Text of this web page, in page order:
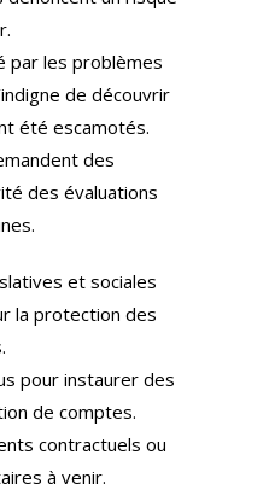
par les problèmes
de découvrir
été escamotés.
des
des évaluations
et sociales
la protection des
pour instaurer des
de comptes.
contractuels ou
à venir.